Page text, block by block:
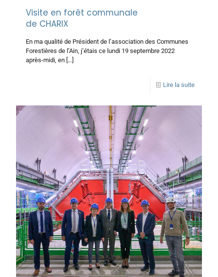
Visite en forêt communale
de CHARIX
En ma qualité de Président de l’association des Communes
Forestières de l’Ain, j’étais ce lundi 19 septembre 2022
après-midi, en […]
Lire la suite